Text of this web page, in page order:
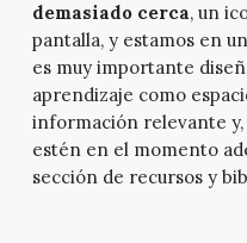
demasiado cerca, un
pantalla, y estamos en
es muy importante
aprendizaje como
información relevante y,
estén en el momento
sección de recursos y